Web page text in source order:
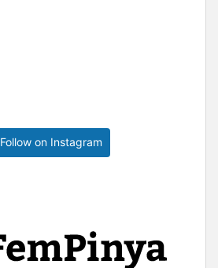
Follow on Instagram